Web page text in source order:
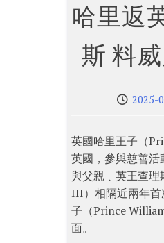
哈里返
斯 料
2025-
英國哈里王子（
英國，參與慈善
與父親﹑英王查
III）相隔近兩年
子（Prince
面。